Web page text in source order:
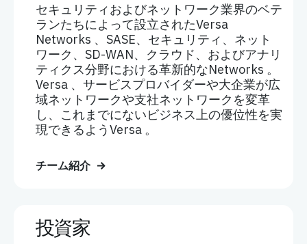
セキュリティおよびネットワーク業界のベテ
ランたちによって設立されたVersa
Networks 、SASE、セキュリティ、ネット
ワーク、SD-WAN、クラウド、およびアナリ
ティクス分野における革新的なNetworks 。
Versa 、サービスプロバイダーや大企業が広
域ネットワークや支社ネットワークを変革
し、これまでにないビジネス上の優位性を実
現できるようVersa 。
チーム紹介
投資家